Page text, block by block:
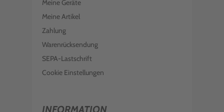
Meine Geräte
Meine Artikel
Zahlung
Warenrücksendung
SEPA-Lastschrift
Cookie Einstellungen
INFORMATION